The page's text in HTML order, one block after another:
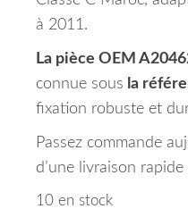
à 2011.
La pièce OEM
connue sous la
fixation robuste et
Passez commande
d’une livraison
10 en stock